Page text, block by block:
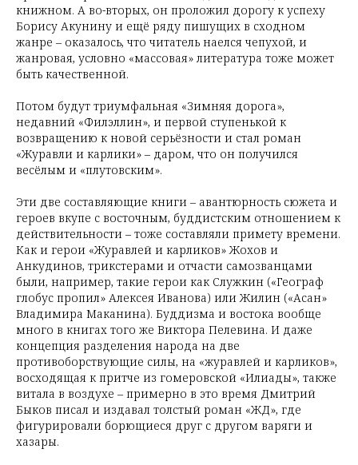
книжном. А во-вторых, он проложил дорогу к успеху
Борису Акунину и ещё ряду пишущих в сходном
жанре – оказалось, что читатель наелся чепухой, и
жанровая, условно «массовая» литература тоже может
быть качественной.
Потом будут триумфальная «Зимняя дорога»,
недавний «Филэллин», и первой ступенькой к
возвращению к новой серьёзности и стал роман
«Журавли и карлики» – даром, что он получился
весёлым и «плутовским».
Эти две составляющие книги – авантюрность сюжета и
героев вкупе с восточным, буддистским отношением к
действительности – тоже составляли примету времени.
Как и герои «Журавлей и карликов» Жохов и
Анкудинов, трикстерами и отчасти самозванцами
были, например, такие герои как Служкин («Географ
глобус пропил» Алексея Иванова) или Жилин («Асан»
Владимира Маканина). Буддизма и востока вообще
много в книгах того же Виктора Пелевина. И даже
концепция разделения народа на две
противоборствующие силы, на «журавлей и карликов»,
восходящая к притче из гомеровской «Илиады», также
витала в воздухе – примерно в это время Дмитрий
Быков писал и издавал толстый роман «ЖД», где
фигурировали борющиеся друг с другом варяги и
хазары.